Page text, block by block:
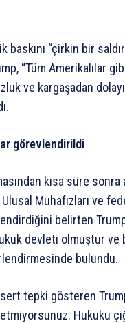
baskını “çirkin bir
“Tüm Amerikalılar
ve kargaşadan dolayı
görevlendirildi
kısa süre sonra
Muhafızları ve
belirten
devleti olmuştur ve
bulundu.
tepki gösteren
Hukuku